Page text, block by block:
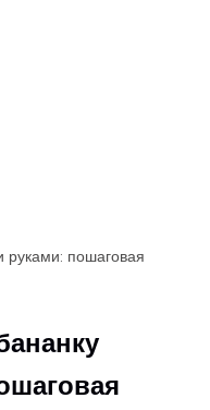
руками: пошаговая